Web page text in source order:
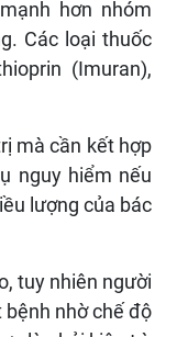
hơn nhóm
Các loại thuốc
(Imuran),
mà cần kết hợp
nguy hiểm nếu
lượng của bác
tuy nhiên người
nhờ chế độ